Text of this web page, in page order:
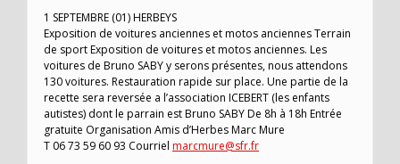
1 SEPTEMBRE (01) HERBEYS
Exposition de voitures anciennes et motos anciennes Terrain
de sport Exposition de voitures et motos anciennes. Les
voitures de Bruno SABY y serons présentes, nous attendons
130 voitures. Restauration rapide sur place. Une partie de la
recette sera reversée a l’association ICEBERT (les enfants
autistes) dont le parrain est Bruno SABY De 8h à 18h Entrée
gratuite Organisation Amis d’Herbes Marc Mure
T 06 73 59 60 93 Courriel marcmure@sfr.fr